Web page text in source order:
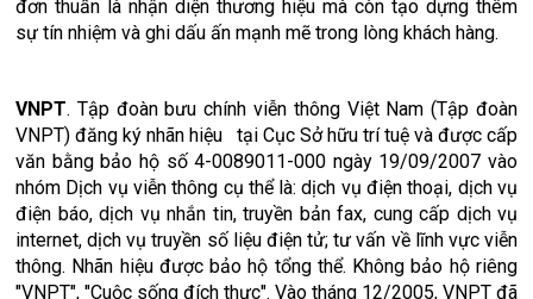
đơn thuần là nhận diện thương hiệu mà còn tạo dựng thêm
sự tín nhiệm và ghi dấu ấn mạnh mẽ trong lòng khách hàng.
VNPT. Tập đoàn bưu chính viễn thông Việt Nam (Tập đoàn
VNPT) đăng ký nhãn hiệu tại Cục Sở hữu trí tuệ và được cấp
văn bằng bảo hộ số 4-0089011-000 ngày 19/09/2007 vào
nhóm Dịch vụ viễn thông cụ thể là: dịch vụ điện thoại, dịch vụ
điện báo, dịch vụ nhắn tin, truyền bản fax, cung cấp dịch vụ
internet, dịch vụ truyền số liệu điện tử; tư vấn về lĩnh vực viễn
thông. Nhãn hiệu được bảo hộ tổng thể. Không bảo hộ riêng
"VNPT", "Cuộc sống đích thực". Vào tháng 12/2005, VNPT đã